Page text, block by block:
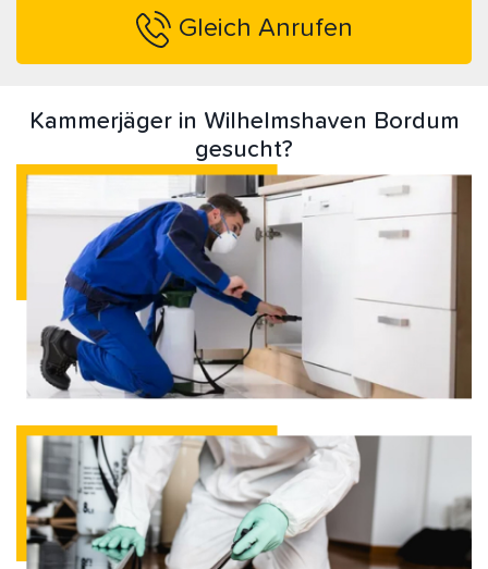
Gleich Anrufen
Kammerjäger in Wilhelmshaven Bordum
gesucht?